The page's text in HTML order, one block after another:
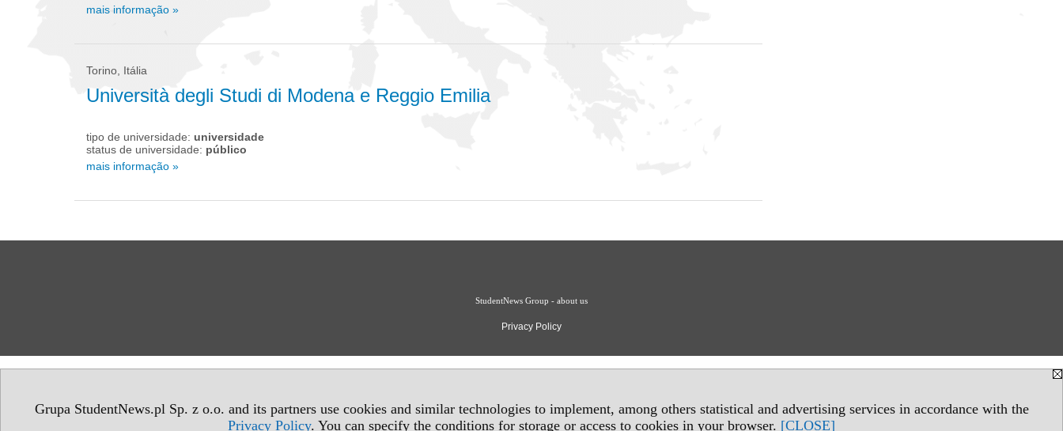
Grupa StudentNews.pl Sp. z o.o. and its partners use cookies and similar technologies to implement, among others statistical and advertising services in accordance with the
Privacy Policy. You can specify the conditions for storage or access to cookies in your browser. [CLOSE]
mais informação »
Torino, Itália
Università degli Studi di Modena e Reggio Emilia
tipo de universidade: universidade
status de universidade: público
mais informação »
StudentNews Group - about us
Privacy Policy